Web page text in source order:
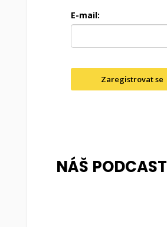
E-mail:
Zaregistrovat se
NÁŠ PODCAST